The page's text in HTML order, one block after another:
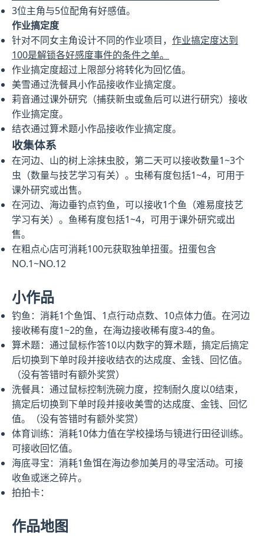
3位主角与5位配角有好感值。
作业搞定度
针对不同女主角设计不同的作业项目， 作业搞定度达到
100是解锁各好感度事件的条件之单。
作业搞定度超过上限部分将转化为回忆值。
美雪通过洗餐具小作品接收作业搞定度。
莉音通过课外研究（捕获新虫或鱼后可以进行研究）接收
作业搞定度。
结衣通过算术题小作品接收作业搞定度。
收集体系
在河边、山的树上涂抹虫胶，第二天可以接收数量1~3个
虫（数量与技艺学习有关）。虫稀有度包括1~4，可用于
课外研究或出售。
在河边、海边垂钓点钓鱼，可以接收1个鱼（难易度技艺
学习有关）。鱼稀有度包括1~4，可用于课外研究或出
售。
在粗点心店可消耗100元获取独单扭蛋。扭蛋包含
NO.1~NO.12
小作品
钓鱼：消耗1个鱼饵、1点行动点数、10点体力值。在河边
接收稀有度1~2的鱼，在海边接收稀有度3-4的鱼。
算术题：通过鼠标作答10以内数字的算术题，搞定后搞定
后切换到下单时段并接收结衣的达成度、金钱、回忆值。
（没有答错时有额外奖赏）
洗餐具：通过鼠标控制洗碗力度，控制耐久度以0结束，
搞定后切换到下单时段并接收美雪的达成度、金钱、回忆
值。（没有答错时有额外奖赏）
体育训练：消耗10体力值在学校操场与镜进行田径训练。
可接收回忆值。
海底寻宝：消耗1鱼饵在海边参加美月的寻宝活动。可接
收鱼或迷之碎片。
拍拍卡：
作品地图